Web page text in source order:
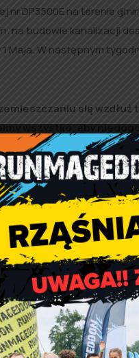
DP3500E na terenie
na budowie kanalizacji
Maja. W następnym
się wzdłuż
wszystko, aby
w razie niezbędnej
mogące